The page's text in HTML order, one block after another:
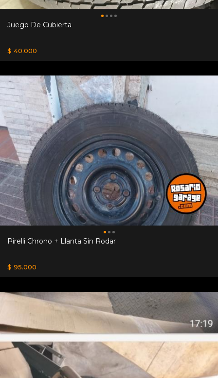
Juego De Cubierta
$ 40.000
Pirelli Chrono + Llanta Sin Rodar
$ 95.000